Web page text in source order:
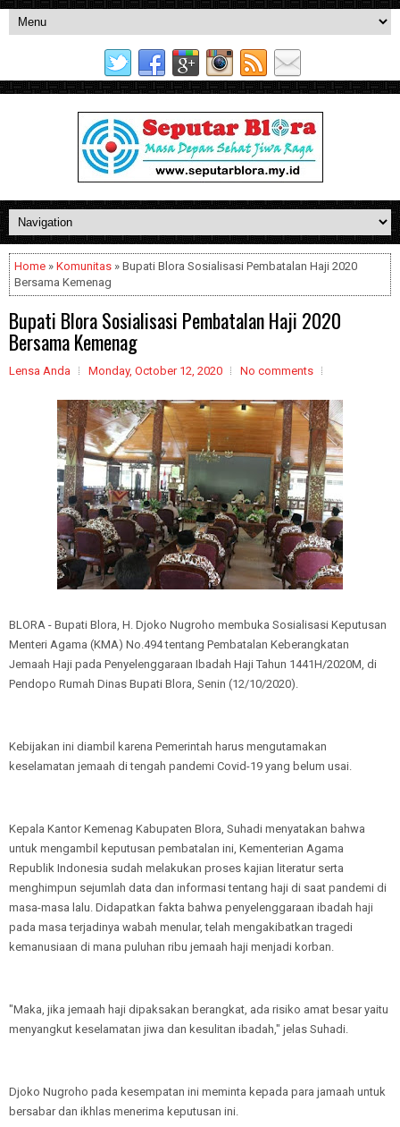
Home » Komunitas » Bupati Blora Sosialisasi Pembatalan Haji 2020
Bersama Kemenag
Bupati Blora Sosialisasi Pembatalan Haji 2020
Bersama Kemenag
Lensa Anda Monday, October 12, 2020 No comments
BLORA - Bupati Blora, H. Djoko Nugroho membuka Sosialisasi Keputusan
Menteri Agama (KMA) No.494 tentang Pembatalan Keberangkatan
Jemaah Haji pada Penyelenggaraan Ibadah Haji Tahun 1441H/2020M, di
Pendopo Rumah Dinas Bupati Blora, Senin (12/10/2020).
Kebijakan ini diambil karena Pemerintah harus mengutamakan
keselamatan jemaah di tengah pandemi Covid-19 yang belum usai.
Kepala Kantor Kemenag Kabupaten Blora, Suhadi menyatakan bahwa
untuk mengambil keputusan pembatalan ini, Kementerian Agama
Republik Indonesia sudah melakukan proses kajian literatur serta
menghimpun sejumlah data dan informasi tentang haji di saat pandemi di
masa-masa lalu. Didapatkan fakta bahwa penyelenggaraan ibadah haji
pada masa terjadinya wabah menular, telah mengakibatkan tragedi
kemanusiaan di mana puluhan ribu jemaah haji menjadi korban.
"Maka, jika jemaah haji dipaksakan berangkat, ada risiko amat besar yaitu
menyangkut keselamatan jiwa dan kesulitan ibadah," jelas Suhadi.
Djoko Nugroho pada kesempatan ini meminta kepada para jamaah untuk
bersabar dan ikhlas menerima keputusan ini.